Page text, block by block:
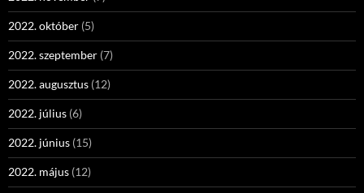
2022. október (5)
2022. szeptember (7)
2022. augusztus (12)
2022. július (6)
2022. június (15)
2022. május (12)